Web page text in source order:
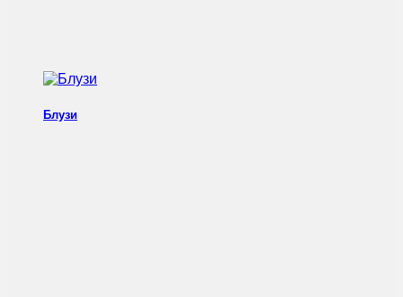
Блузи